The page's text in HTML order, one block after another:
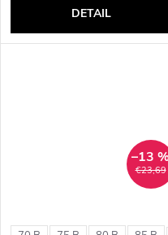
DETAIL
€23,69
–13